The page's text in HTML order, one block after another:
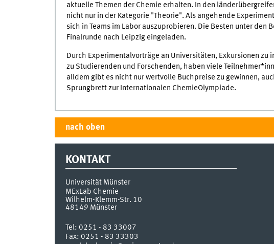
aktuelle Themen der Chemie erhalten. In den
nicht nur in der Kategorie "Theorie". Als angehende
sich in Teams im Labor auszuprobieren. Die Besten unter den
Finalrunde nach Leipzig eingeladen.
Durch Experimentalvorträge an Universitäten, Exkursionen
zu Studierenden und Forschenden, haben viele
alldem gibt es nicht nur wertvolle Buchpreise zu gewinnen,
Sprungbrett zur Internationalen ChemieOlympiade.
nach oben
KONTAKT
Universität Münster
MExLab Chemie
Wilhelm-Klemm-Str. 10
48149 Münster
Tel: 0251 - 83 33007
Fax: 0251 - 83 33303